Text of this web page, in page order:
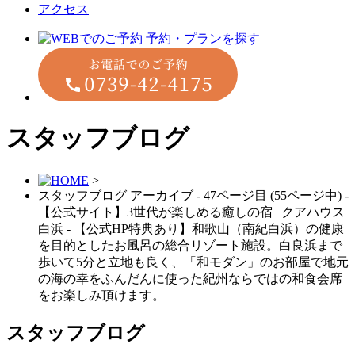
アクセス
スタッフブログ
>
スタッフブログ アーカイブ - 47ページ目 (55ページ中) -
【公式サイト】3世代が楽しめる癒しの宿 | クアハウス
白浜 - 【公式HP特典あり】和歌山（南紀白浜）の健康
を⽬的としたお⾵呂の総合リゾート施設。白良浜まで
歩いて5分と立地も良く、「和モダン」のお部屋で地元
の海の幸をふんだんに使った紀州ならではの和⾷会席
をお楽しみ頂けます。
スタッフブログ